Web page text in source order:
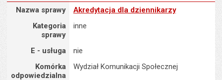
Nazwa sprawy : Akredytacja dla dziennikarzy
Nazwa sprawy
Akredytacja dla dziennikarzy
Kategoria
sprawy
inne
E - usługa
nie
Komórka
odpowiedzialna
Wydział Komunikacji Społecznej